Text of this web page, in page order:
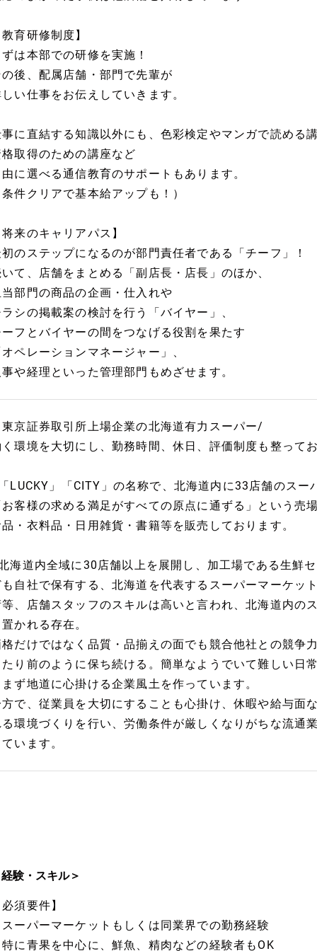
育研修制度】
は本部での研修を実施！
後、配属店舗・部門で先輩が
い仕事をお伝えしていきます。
に直結する知識以外にも、色彩検定やマンガで読める
取得のための講座など
に選べる通信教育のサポートもあります。
件クリアで基本給アップも！）
来のキャリアパス】
のステップになるのが部門責任者である「チーフ」！
て、店舗をまとめる「副店長・店長」のほか、
部門の商品の企画・仕入れや
シの掲載案の検討を行う「バイヤー」、
フとバイヤーの間をつなげる役割を果たす
ペレーションマネージャー」、
や経理といった管理部門もめざせます。
東京証券取引所上場企業の北海道有力スーパー/
環境を大切にし、勤務時間、休日、評価制度も整って
LUCKY」「CITY」の名称で、北海道内に33店舗のスー
客様の求める満足がすべての原点に通ずる」という売
・衣料品・日用雑貨・書籍等を販売しております。
海道内全域に30店舗以上を展開し、加工場である生鮮
自社で保有する、北海道を代表するスーパーマーケッ
、店舗スタッフのスキルは高いと言われ、北海道内の
かれる存在。
だけではなく品質・品揃えの面でも競合他社との競争
り前のように保ち続ける。簡単なようでいて難しい日
ず地道に心掛ける企業風土を作っています。
で、従業員を大切にすることも心掛け、休暇や給与面
環境づくりを行い、労働条件が厳しくなりがちな流通
います。
験・スキル＞
須要件】
ーパーマーケットもしくは同業界での勤務経験
に青果を中心に、鮮魚、精肉などの経験者もOK